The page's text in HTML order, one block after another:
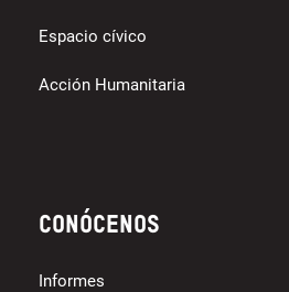
Espacio cívico
Acción Humanitaria
Conócenos
Informes